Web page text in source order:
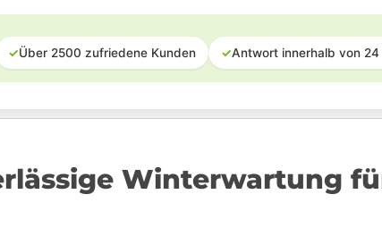
✓Über 2500 zufriedene Kunden ✓Antwort innerhalb von 24
Winterwartung